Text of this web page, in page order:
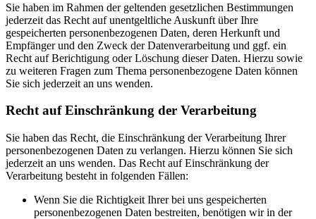
Sie haben im Rahmen der geltenden gesetzlichen Bestimmungen
jederzeit das Recht auf unentgeltliche Auskunft über Ihre
gespeicherten personenbezogenen Daten, deren Herkunft und
Empfänger und den Zweck der Datenverarbeitung und ggf. ein
Recht auf Berichtigung oder Löschung dieser Daten. Hierzu sowie
zu weiteren Fragen zum Thema personenbezogene Daten können
Sie sich jederzeit an uns wenden.
Recht auf Einschränkung der Verarbeitung
Sie haben das Recht, die Einschränkung der Verarbeitung Ihrer
personenbezogenen Daten zu verlangen. Hierzu können Sie sich
jederzeit an uns wenden. Das Recht auf Einschränkung der
Verarbeitung besteht in folgenden Fällen:
Wenn Sie die Richtigkeit Ihrer bei uns gespeicherten
personenbezogenen Daten bestreiten, benötigen wir in der